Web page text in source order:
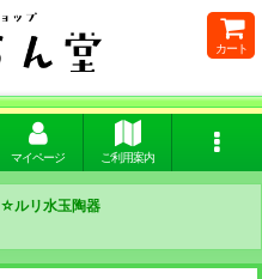
カート
マイページ ご利用案内
☆ルリ水玉陶器